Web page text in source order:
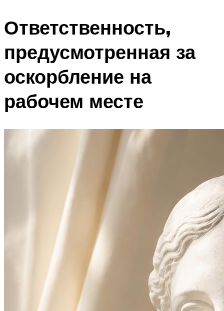
Ответственность,
предусмотренная за
оскорбление на
рабочем месте